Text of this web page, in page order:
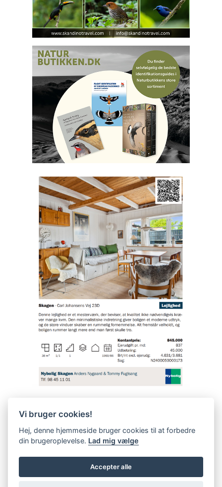
Vi bruger cookies!
Hej, denne hjemmeside bruger cookies til at forbedre
din brugeroplevelse. Lad mig vælge
Accepter alle